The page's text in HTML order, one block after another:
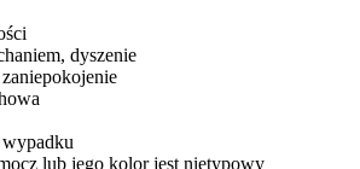
dyszenie
wypadku
lub jego kolor jest nietypowy